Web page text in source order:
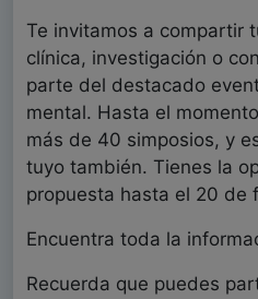
Te invitamos a compartir
clínica, investigación o
parte del destacado
mental. Hasta el
más de 40 simposios, y
tuyo también. Tienes la
propuesta hasta el 20 de
Encuentra toda la
Recuerda que puedes